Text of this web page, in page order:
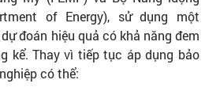
of Energy), sử dụng một
đoán hiệu quả có khả năng đem
kể. Thay vì tiếp tục áp dụng bảo
có thể: